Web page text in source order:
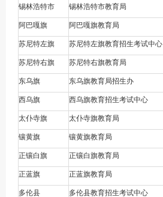
锡林浩特市 锡林浩特市教育局
阿巴嘎旗 阿巴嘎旗教育局
苏尼特左旗 苏尼特左旗教育招生考试中心
苏尼特右旗 苏尼特右旗教育局
东乌旗 东乌旗教育局招生办
西乌旗 西乌旗教育招生考试中心
太仆寺旗 太仆寺旗教育局
镶黄旗 镶黄旗教育局
正镶白旗 正镶白旗教育局
正蓝旗 正蓝旗教育局
多伦县 多伦县教育招生考试中心